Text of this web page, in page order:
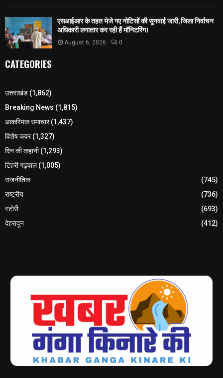
एसआईआर के तहत भेजे गए नोटिसों की सुनवाई जारी, जिला निर्वाचन
अधिकारी लगातार कर रही हैं मॉनिटरिंग।
August 6, 2026 0
CATEGORIES
उत्तराखंड (1,862)
Breaking News (1,815)
आकस्मिक समाचार(1,437)
विशेष कवर(1,327)
दिन की कहानी(1,293)
टिहरी गढ़वाल(1,005)
राजनीतिक
(745)
राष्ट्रीय
(736)
स्टोरी
(693)
देहरादून
(412)